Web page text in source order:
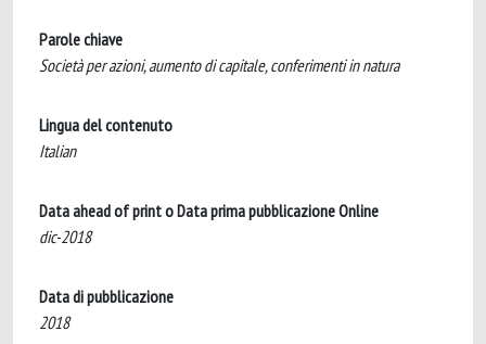
Parole chiave
Società per azioni, aumento di capitale, conferimenti in natura
Lingua del contenuto
Italian
Data ahead of print o Data prima pubblicazione Online
dic-2018
Data di pubblicazione
2018